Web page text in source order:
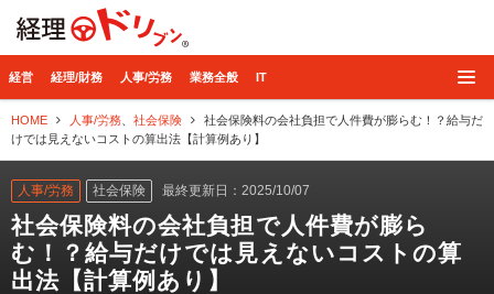
経営 経理/財務 人事/労務 業務全般 IT
HOME 人事/労務 社会保険
社会保険料の会社負担で人件費が膨らむ！？給与だ
けでは見えないコストの算出法【計算例あり】
人事/労務 社会保険 最終更新日：2025/10/07
社会保険料の会社負担で人件費が膨ら
む！？給与だけでは見えないコストの算
出法【計算例あり】